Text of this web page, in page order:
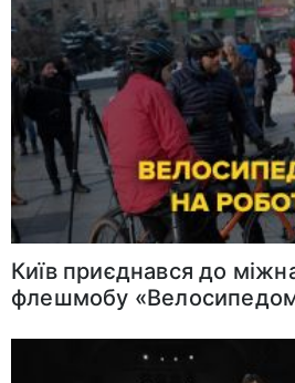
Київ приєднався до
флешмобу